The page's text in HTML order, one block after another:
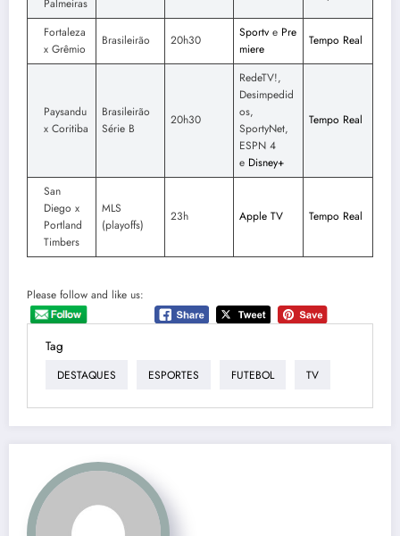
Palmeiras
Fortaleza
x Grêmio
Brasileirão 20h30 Sportv e Pre
miere
Tempo Real
Paysandu
x Coritiba
Brasileirão
Série B
20h30
RedeTV!,
Desimpedid
os,
SportyNet,
ESPN 4
e Disney+
Tempo Real
San
Diego x
Portland
Timbers
MLS
(playoffs)
23h Apple TV Tempo Real
Please follow and like us:
Tag
DESTAQUES ESPORTES FUTEBOL TV